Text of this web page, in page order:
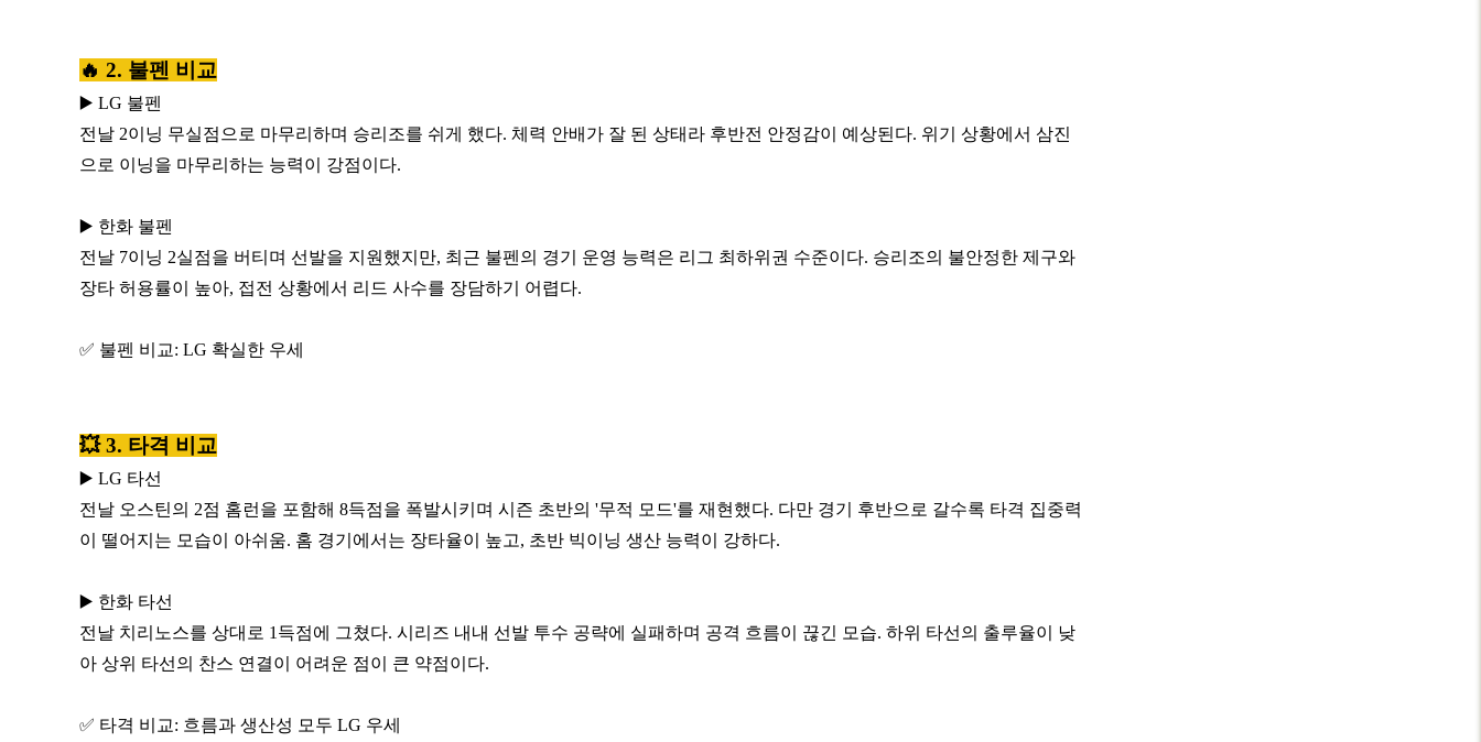
🔥 2. 불펜 비교
▶️ LG 불펜
전날 2이닝 무실점으로 마무리하며 승리조를 쉬게 했다. 체력 안배가 잘 된 상태라 후반전 안정감이 예상된다. 위기 상황에서 삼진
으로 이닝을 마무리하는 능력이 강점이다.
▶️ 한화 불펜
전날 7이닝 2실점을 버티며 선발을 지원했지만, 최근 불펜의 경기 운영 능력은 리그 최하위권 수준이다. 승리조의 불안정한 제구와
장타 허용률이 높아, 접전 상황에서 리드 사수를 장담하기 어렵다.
✅ 불펜 비교: LG 확실한 우세
💥 3. 타격 비교
▶️ LG 타선
전날 오스틴의 2점 홈런을 포함해 8득점을 폭발시키며 시즌 초반의 '무적 모드'를 재현했다. 다만 경기 후반으로 갈수록 타격 집중력
이 떨어지는 모습이 아쉬움. 홈 경기에서는 장타율이 높고, 초반 빅이닝 생산 능력이 강하다.
▶️ 한화 타선
전날 치리노스를 상대로 1득점에 그쳤다. 시리즈 내내 선발 투수 공략에 실패하며 공격 흐름이 끊긴 모습. 하위 타선의 출루율이 낮
아 상위 타선의 찬스 연결이 어려운 점이 큰 약점이다.
✅ 타격 비교: 흐름과 생산성 모두 LG 우세